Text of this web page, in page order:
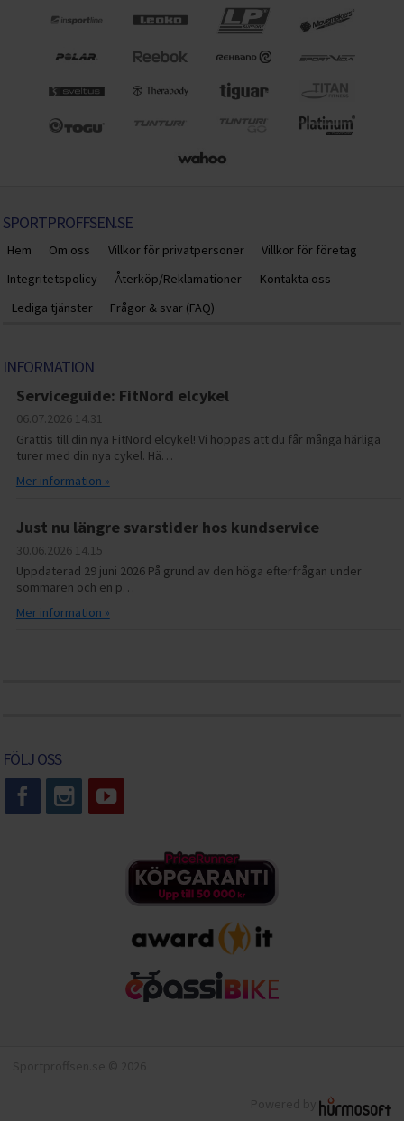
SPORTPROFFSEN.SE
Hem Om oss Villkor för privatpersoner
Villkor för företag
Integritetspolicy
Återköp/Reklamationer
Kontakta oss
Lediga tjänster
Frågor & svar (FAQ)
INFORMATION
Serviceguide: FitNord elcykel
06.07.2026 14.31
Grattis till din nya FitNord elcykel! Vi hoppas att du får många härliga
turer med din nya cykel. Hä…
Mer information »
Just nu längre svarstider hos kundservice
30.06.2026 14.15
Uppdaterad 29 juni 2026 På grund av den höga efterfrågan under
sommaren och en p…
Mer information »
FÖLJ OSS